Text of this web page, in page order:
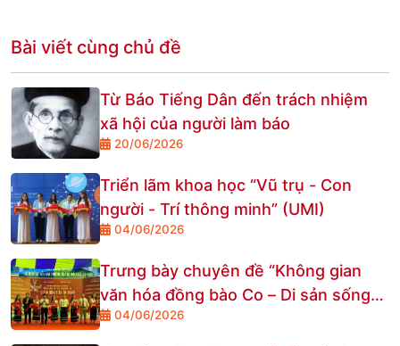
Bài viết cùng chủ đề
Từ Báo Tiếng Dân đến trách nhiệm
xã hội của người làm báo
20/06/2026
Triển lãm khoa học “Vũ trụ - Con
người - Trí thông minh” (UMI)
04/06/2026
Trưng bày chuyên đề “Không gian
văn hóa đồng bào Co – Di sản sống
giữa đại ngàn”
04/06/2026